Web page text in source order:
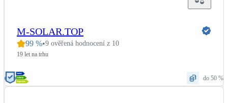
M-SOLAR.TOP
99 %•9 ověřená hodnocení z 10
19 let na trhu
do 50 %